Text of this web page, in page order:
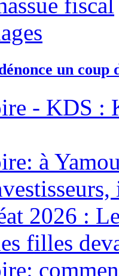
un coup
- KDS :
à
2026 :
filles